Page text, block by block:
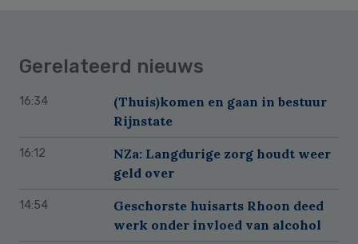
Gerelateerd nieuws
16:34
(Thuis)komen en gaan in bestuur
Rijnstate
16:12
NZa: Langdurige zorg houdt weer
geld over
14:54
Geschorste huisarts Rhoon deed
werk onder invloed van alcohol